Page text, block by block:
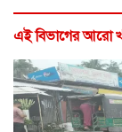
এই বিভাগের আরো